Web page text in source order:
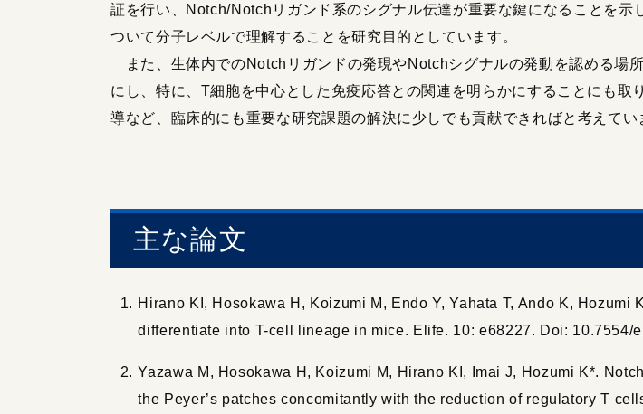
証を行い、Notch/Notchリガンド系のシグナル伝達が重要な鍵になることを
ついて分子レベルで理解することを研究目的としています。
また、生体内でのNotchリガンドの発現やNotchシグナルの発動を認める場
にし、特に、T細胞を中心とした免疫応答との関連を明らかにすることにも
導など、臨床的にも重要な研究課題の解決に少しでも貢献できればと考えてい
主な論文
Hirano KI, Hosokawa H, Koizumi M, Endo Y, Yahata T, Ando K,
differentiate into T-cell lineage in mice. Elife. 10: e68227. Doi: 10.7554/
Yazawa M, Hosokawa H, Koizumi M, Hirano KI, Imai J, Hozumi K*.
the Peyer’s patches concomitantly with the reduction of regulatory T